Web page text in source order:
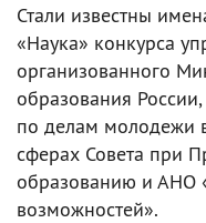
Стали известны
«Наука» конкурса
организованного
образования
по делам молодежи
сферах Совета при
образованию и АНО
возможностей».